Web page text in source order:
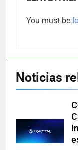
You must be
Noticias